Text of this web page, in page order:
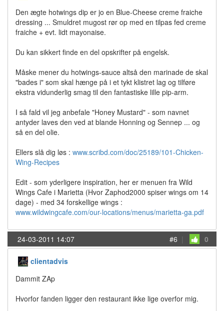
Den ægte hotwings dip er jo en Blue-Cheese creme fraiche
dressing ... Smuldret mugost rør op med en tilpas fed creme
fraiche + evt. lidt mayonaise.
Du kan sikkert finde en del opskrifter på engelsk.
Måske mener du hotwings-sauce altså den marinade de skal
"bades i" som skal hænge på i et tykt klistret lag og tilføre
ekstra vidunderlig smag til den fantastiske lille pip-arm.
I så fald vil jeg anbefale "Honey Mustard" - som navnet
antyder laves den ved at blande Honning og Sennep ... og
så en del olie.
Ellers slå dig løs : www.scribd.com/doc/25189/101-Chicken-
Wing-Recipes
Edit - som yderligere inspiration, her er menuen fra Wild
Wings Cafe i Marietta (Hvor Zaphod2000 spiser wings om 14
dage) - med 34 forskellige wings :
www.wildwingcafe.com/our-locations/menus/marietta-ga.pdf
24-03-2011 14:07 #6 | 0
clientadvis
Dammit ZAp
Hvorfor fanden ligger den restaurant ikke lige overfor mig.